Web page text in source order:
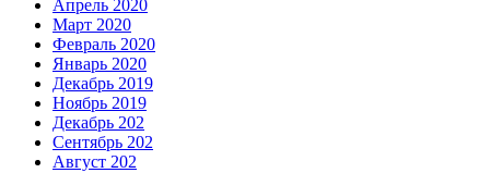
Апрель 2020
Март 2020
Февраль 2020
Январь 2020
Декабрь 2019
Ноябрь 2019
Декабрь 202
Сентябрь 202
Август 202